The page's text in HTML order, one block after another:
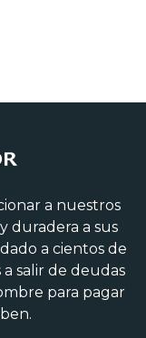
a nuestros
duradera a sus
a cientos de
salir de deudas
para pagar